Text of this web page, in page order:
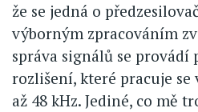
že se jedná o
výborným zpracováním
správa signálů se provádí
rozlišení, které pracuje
až 48 kHz. Jediné, co mě